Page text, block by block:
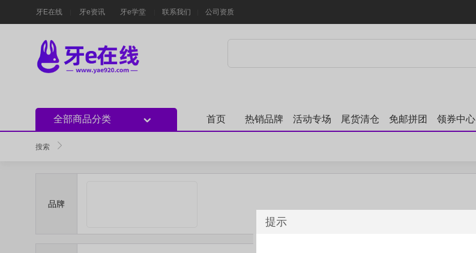
牙E在线 牙e资讯 牙e学堂 联系我们 公司资质
全部商品分类 首页 热销品牌 活动专场 尾货清仓 免邮拼团 领券中心
提示
搜索
品牌